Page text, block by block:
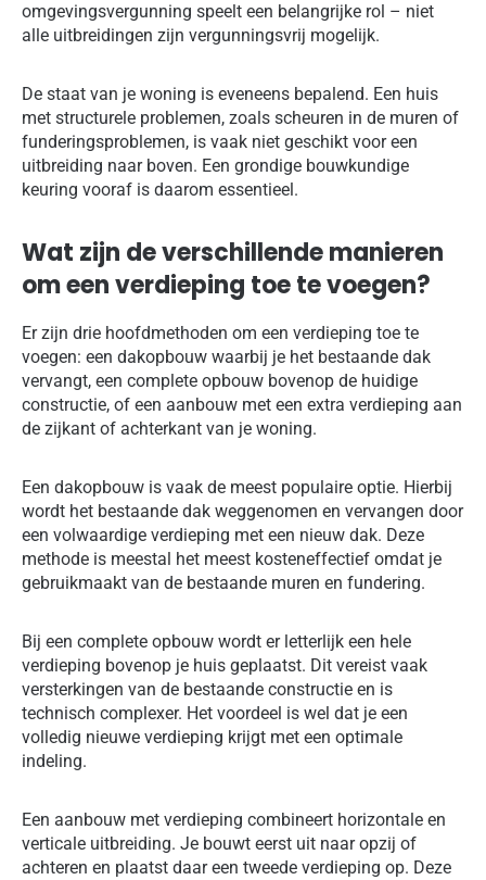
omgevingsvergunning speelt een belangrijke rol – niet
alle uitbreidingen zijn vergunningsvrij mogelijk.
De staat van je woning is eveneens bepalend. Een huis
met structurele problemen, zoals scheuren in de muren of
funderingsproblemen, is vaak niet geschikt voor een
uitbreiding naar boven. Een grondige bouwkundige
keuring vooraf is daarom essentieel.
Wat zijn de verschillende manieren
om een verdieping toe te voegen?
Er zijn drie hoofdmethoden om een verdieping toe te
voegen: een dakopbouw waarbij je het bestaande dak
vervangt, een complete opbouw bovenop de huidige
constructie, of een aanbouw met een extra verdieping aan
de zijkant of achterkant van je woning.
Een dakopbouw is vaak de meest populaire optie. Hierbij
wordt het bestaande dak weggenomen en vervangen door
een volwaardige verdieping met een nieuw dak. Deze
methode is meestal het meest kosteneffectief omdat je
gebruikmaakt van de bestaande muren en fundering.
Bij een complete opbouw wordt er letterlijk een hele
verdieping bovenop je huis geplaatst. Dit vereist vaak
versterkingen van de bestaande constructie en is
technisch complexer. Het voordeel is wel dat je een
volledig nieuwe verdieping krijgt met een optimale
indeling.
Een aanbouw met verdieping combineert horizontale en
verticale uitbreiding. Je bouwt eerst uit naar opzij of
achteren en plaatst daar een tweede verdieping op. Deze